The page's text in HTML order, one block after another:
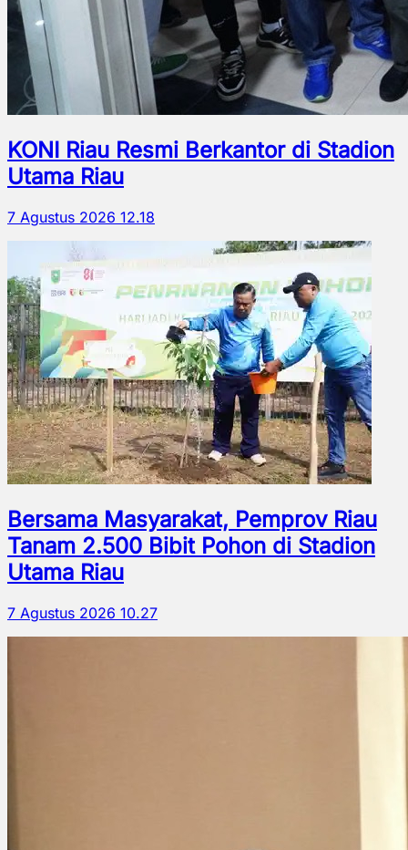
KONI Riau Resmi Berkantor di Stadion
Utama Riau
7 Agustus 2026 12.18
Bersama Masyarakat, Pemprov Riau
Tanam 2.500 Bibit Pohon di Stadion
Utama Riau
7 Agustus 2026 10.27